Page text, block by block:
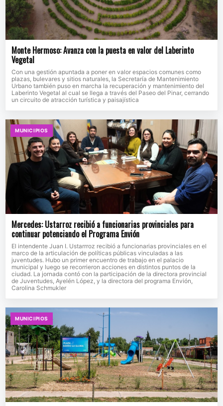
Monte Hermoso: Avanza con la puesta en valor del Laberinto
Vegetal
Con una gestión apuntada a poner en valor espacios comunes como
plazas, bulevares y sitios naturales, la Secretaría de Mantenimiento
Urbano también puso en marcha la recuperación y mantenimiento del
Laberinto Vegetal al cual se llega a través del Paseo del Pinar, cerrando
un circuito de atracción turística y paisajística
MUNICIPIOS
Mercedes: Ustarroz recibió a funcionarias provinciales para
continuar potenciando el Programa Envión
El intendente Juan I. Ustarrroz recibió a funcionarias provinciales en el
marco de la articulación de políticas públicas vinculadas a las
juventudes. Hubo un primer encuentro de trabajo en el palacio
municipal y luego se recorrieron acciones en distintos puntos de la
ciudad. La jornada contó con la participación de la directora provincial
de Juventudes, Ayelén López, y la directora del programa Envión,
Carolina Schmukler
MUNICIPIOS